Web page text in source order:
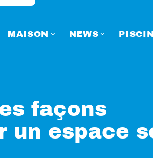
MAISON NEWS
façons
un espace